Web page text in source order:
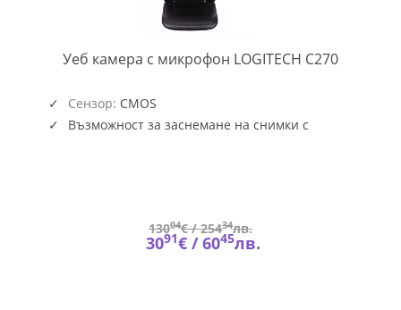
Уеб камера с микрофон LOGITECH C270
Сензор: CMOS
Възможност за заснемане на снимки с
13004€ /25434лв.
3091€ /6045лв.